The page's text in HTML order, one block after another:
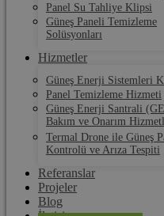
Panel Su Tahliye Klipsi
Güneş Paneli Temizleme
Solüsyonları
Hizmetler
Güneş Enerji Sistemleri
Panel Temizleme Hizmeti
Güneş Enerji Santrali
Bakım ve Onarım
Termal Drone ile Güneş
Kontrolü ve Arıza Tespiti
Referanslar
Projeler
Blog